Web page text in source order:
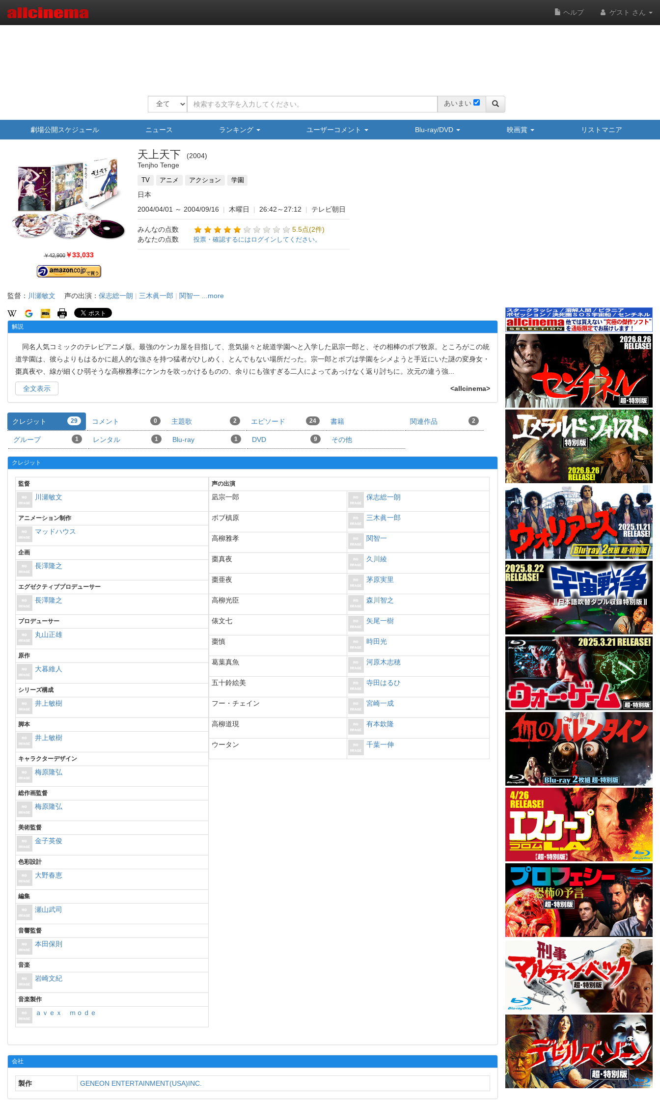
ヘルプ ゲスト さん
あいまい
劇場公開スケジュール ニュース ランキング ユーザーコメント Blu-ray/DVD 映画賞 リストマニア
￥42,900 ￥33,033
天上天下
2004
Tenjho Tenge
TV アニメ アクション 学園
日本
2004/04/01
～ 2004/09/16 | 木曜日 | 26:42～27:12 | テレビ朝日
みんなの点数
5.5点(2件)
あなたの点数
投票・確認するにはログインしてください。
監督： 川瀬敏文 声の出演： 保志総一朗 | 三木眞一郎 | 関智一 ...more
解説
同名人気コミックのテレビアニメ版。最強のケンカ屋を目指して、意気揚々と統道学園へと入学した凪宗一郎と、その相棒のボブ牧原。ところがこの統
道学園は、彼らよりもはるかに超人的な強さを持つ猛者がひしめく、とんでもない場所だった。宗一郎とボブは学園をシメようと手近にいた謎の変身女・
棗真夜や、線が細くひ弱そうな高柳雅孝にケンカを吹っかけるものの、余りにも強すぎる二人によってあっけなく返り討ちに。次元の違う強
全文表示 <allcinema>
クレジット 29 コメント 0 主題歌 2 エピソード 24 書籍 関連作品 2
グループ 1 レンタル 1 Blu-ray 1 DVD 9 その他
クレジット
監督
川瀬敏文
アニメーション制作
マッドハウス
企画
長澤隆之
エグゼクティブプロデューサー
長澤隆之
プロデューサー
丸山正雄
原作
大暮維人
シリーズ構成
井上敏樹
脚本
井上敏樹
キャラクターデザイン
梅原隆弘
総作画監督
梅原隆弘
美術監督
金子英俊
色彩設計
大野春恵
編集
瀬山武司
音響監督
本田保則
音楽
岩崎文紀
音楽製作
ａｖｅｘ ｍｏｄｅ
声の出演
凪宗一郎 保志総一朗
ボブ槙原 三木眞一郎
高柳雅孝 関智一
棗真夜 久川綾
棗亜夜 茅原実里
高柳光臣 森川智之
俵文七 矢尾一樹
棗慎 時田光
葛葉真魚 河原木志穂
五十鈴絵美 寺田はるひ
フー・チェイン 宮崎一成
高柳道現 有本欽隆
ウータン 千葉一伸
会社
製作 GENEON ENTERTAINMENT(USA)INC.